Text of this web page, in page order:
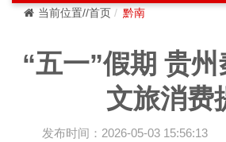
当前位置//首页 黔南
“五一”假期 贵
文旅消费
发布时间：2026-05-03 15:56:13